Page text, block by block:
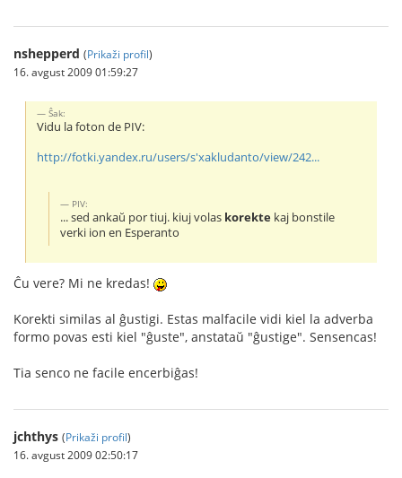
nshepperd (Prikaži profil)
16. avgust 2009 01:59:27
Ŝak:
Vidu la foton de PIV:
http://fotki.yandex.ru/users/s'xakludanto/view/242...
PIV:
... sed ankaŭ por tiuj. kiuj volas korekte kaj bonstile
verki ion en Esperanto
Ĉu vere? Mi ne kredas!
Korekti similas al ĝustigi. Estas malfacile vidi kiel la adverba
formo povas esti kiel "ĝuste", anstataŭ "ĝustige". Sensencas!
Tia senco ne facile encerbiĝas!
jchthys (Prikaži profil)
16. avgust 2009 02:50:17